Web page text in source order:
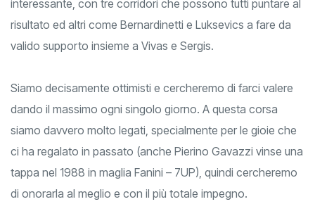
interessante, con tre corridori che possono tutti puntare al
risultato ed altri come Bernardinetti e Luksevics a fare da
valido supporto insieme a Vivas e Sergis.
Siamo decisamente ottimisti e cercheremo di farci valere
dando il massimo ogni singolo giorno. A questa corsa
siamo davvero molto legati, specialmente per le gioie che
ci ha regalato in passato (anche Pierino Gavazzi vinse una
tappa nel 1988 in maglia Fanini – 7UP), quindi cercheremo
di onorarla al meglio e con il più totale impegno.